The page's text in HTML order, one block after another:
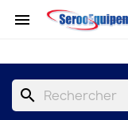

search